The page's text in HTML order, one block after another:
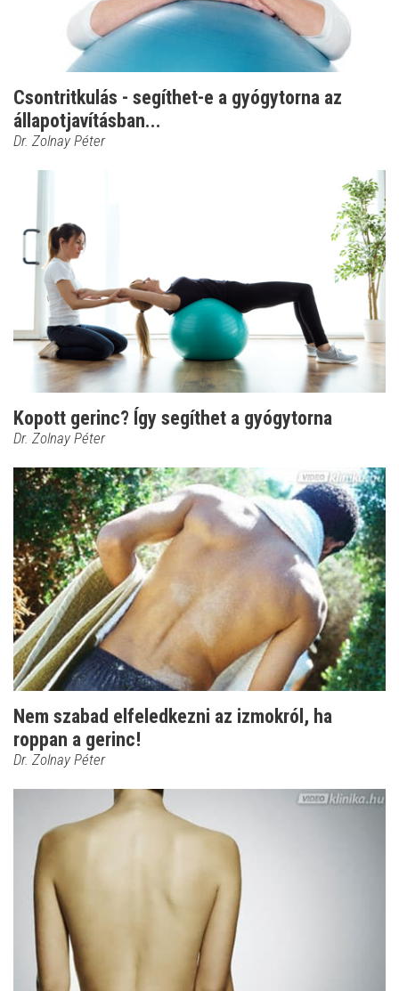
Csontritkulás - segíthet-e a gyógytorna az
állapotjavításban...
Dr. Zolnay Péter
Kopott gerinc? Így segíthet a gyógytorna
Dr. Zolnay Péter
Nem szabad elfeledkezni az izmokról, ha
roppan a gerinc!
Dr. Zolnay Péter